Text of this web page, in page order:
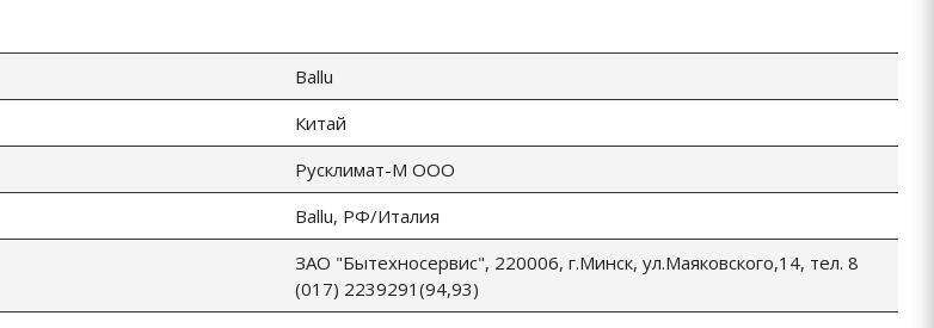
Ballu
Китай
Русклимат-М ООО
Ballu, РФ/Италия
ЗАО "Бытехносервис", 220006, г.Минск, ул.Маяковского,14, тел. 8
(017) 2239291(94,93)